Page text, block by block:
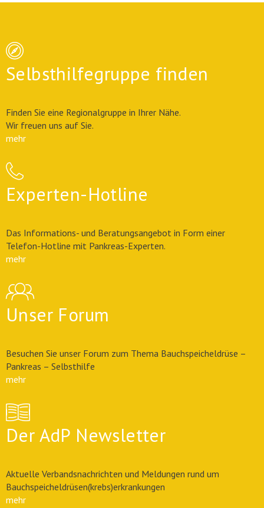
Selbsthilfegruppe finden
Finden Sie eine Regionalgruppe in Ihrer Nähe.
Wir freuen uns auf Sie.
mehr
Experten-Hotline
Das Informations- und Beratungsangebot in Form einer
Telefon-Hotline mit Pankreas-Experten.
mehr
Unser Forum
Besuchen Sie unser Forum zum Thema Bauchspeicheldrüse –
Pankreas – Selbsthilfe
mehr
Der AdP Newsletter
Aktuelle Verbandsnachrichten und Meldungen rund um
Bauchspeicheldrüsen(krebs)erkrankungen
mehr